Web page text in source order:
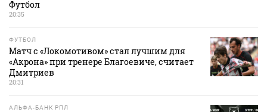
Футбол
20:35
ФУТБОЛ
Матч с «Локомотивом» стал лучшим для
«Акрона» при тренере Благоевиче, считает
Дмитриев
20:31
АЛЬФА-БАНК РПЛ